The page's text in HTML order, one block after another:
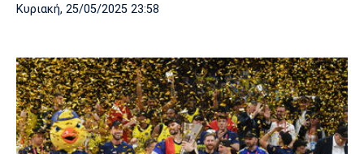
Κυριακή, 25/05/2025 23:58